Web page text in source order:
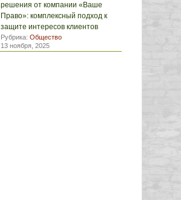
решения от компании «Ваше
Право»: комплексный подход к
защите интересов клиентов
Рубрика: Общество
13 ноября, 2025